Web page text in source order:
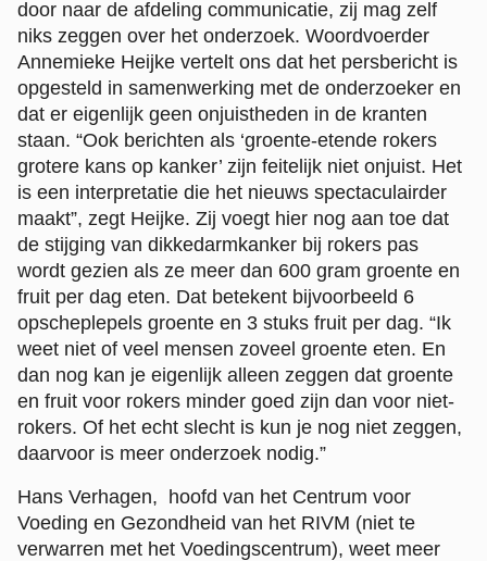
door naar de afdeling communicatie, zij mag zelf
niks zeggen over het onderzoek. Woordvoerder
Annemieke Heijke vertelt ons dat het persbericht is
opgesteld in samenwerking met de onderzoeker en
dat er eigenlijk geen onjuistheden in de kranten
staan. “Ook berichten als ‘groente-etende rokers
grotere kans op kanker’ zijn feitelijk niet onjuist. Het
is een interpretatie die het nieuws spectaculairder
maakt”, zegt Heijke. Zij voegt hier nog aan toe dat
de stijging van dikkedarmkanker bij rokers pas
wordt gezien als ze meer dan 600 gram groente en
fruit per dag eten. Dat betekent bijvoorbeeld 6
opscheplepels groente en 3 stuks fruit per dag. “Ik
weet niet of veel mensen zoveel groente eten. En
dan nog kan je eigenlijk alleen zeggen dat groente
en fruit voor rokers minder goed zijn dan voor niet-
rokers. Of het echt slecht is kun je nog niet zeggen,
daarvoor is meer onderzoek nodig.”
Hans Verhagen, hoofd van het Centrum voor
Voeding en Gezondheid van het RIVM (niet te
verwarren met het Voedingscentrum), weet meer